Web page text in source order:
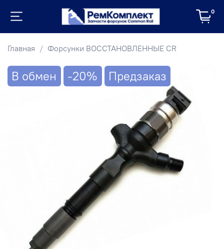
0
Главная Форсунки ВОССТАНОВЛЕННЫЕ CR
В обмен -20% Предзаказ